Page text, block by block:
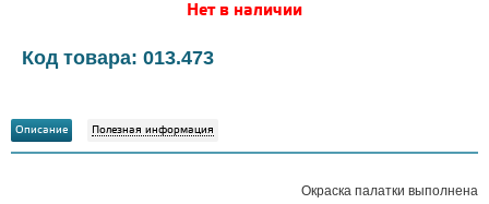
Нет в наличии
Код товара: 013.473
Описание Полезная информация
Окраска палатки выполнена